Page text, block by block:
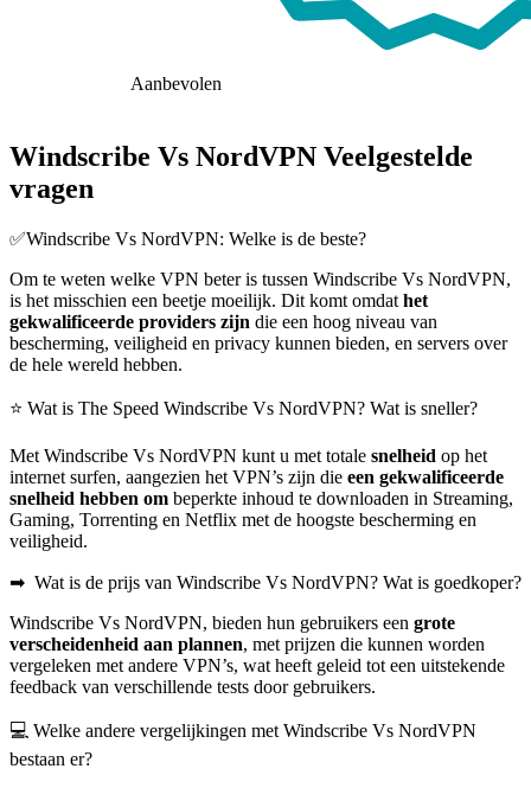
Aanbevolen
Windscribe Vs NordVPN Veelgestelde
vragen
✅Windscribe Vs NordVPN: Welke is de beste?
Om te weten welke VPN beter is tussen Windscribe Vs NordVPN,
is het misschien een beetje moeilijk. Dit komt omdat het
gekwalificeerde providers zijn die een hoog niveau van
bescherming, veiligheid en privacy kunnen bieden, en servers over
de hele wereld hebben.
⭐ Wat is The Speed Windscribe Vs NordVPN? Wat is sneller?
Met Windscribe Vs NordVPN kunt u met totale snelheid op het
internet surfen, aangezien het VPN’s zijn die een gekwalificeerde
snelheid hebben om beperkte inhoud te downloaden in Streaming,
Gaming, Torrenting en Netflix met de hoogste bescherming en
veiligheid.
➡ ️ Wat is de prijs van Windscribe Vs NordVPN? Wat is goedkoper?
Windscribe Vs NordVPN, bieden hun gebruikers een grote
verscheidenheid aan plannen, met prijzen die kunnen worden
vergeleken met andere VPN’s, wat heeft geleid tot een uitstekende
feedback van verschillende tests door gebruikers.
💻 Welke andere vergelijkingen met Windscribe Vs NordVPN
bestaan er?